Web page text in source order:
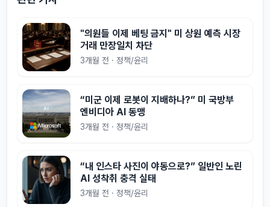
"의원들 이제 베팅 금지" 미 상원 예측 시장
거래 만장일치 차단
3개월 전 · 정책/윤리
“미군 이제 로봇이 지배하나?” 미 국방부
엔비디아 AI 동맹
3개월 전 · 정책/윤리
“내 인스타 사진이 야동으로?” 일반인 노린
AI 성착취 충격 실태
3개월 전 · 정책/윤리